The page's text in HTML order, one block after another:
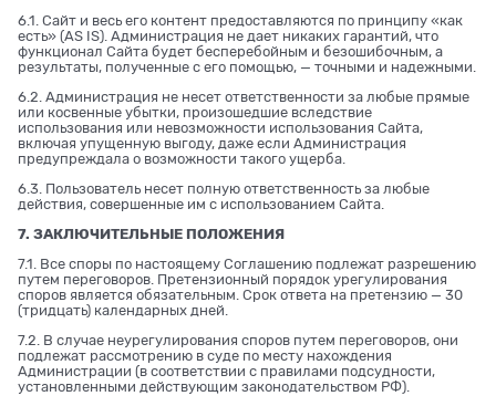
6.1. Сайт и весь его контент предоставляются по принципу «как
есть» (AS IS). Администрация не дает никаких гарантий, что
функционал Сайта будет бесперебойным и безошибочным, а
результаты, полученные с его помощью, — точными и надежными.
6.2. Администрация не несет ответственности за любые прямые
или косвенные убытки, произошедшие вследствие
использования или невозможности использования Сайта,
включая упущенную выгоду, даже если Администрация
предупреждала о возможности такого ущерба.
6.3. Пользователь несет полную ответственность за любые
действия, совершенные им с использованием Сайта.
7. ЗАКЛЮЧИТЕЛЬНЫЕ ПОЛОЖЕНИЯ
7.1. Все споры по настоящему Соглашению подлежат разрешению
путем переговоров. Претензионный порядок урегулирования
споров является обязательным. Срок ответа на претензию — 30
(тридцать) календарных дней.
7.2. В случае неурегулирования споров путем переговоров, они
подлежат рассмотрению в суде по месту нахождения
Администрации (в соответствии с правилами подсудности,
установленными действующим законодательством РФ).